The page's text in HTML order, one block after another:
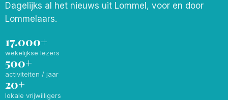
Dagelijks al het nieuws uit Lommel, voor en door
Lommelaars.
17.000+
wekelijkse lezers
500+
activiteiten / jaar
20+
lokale vrijwilligers